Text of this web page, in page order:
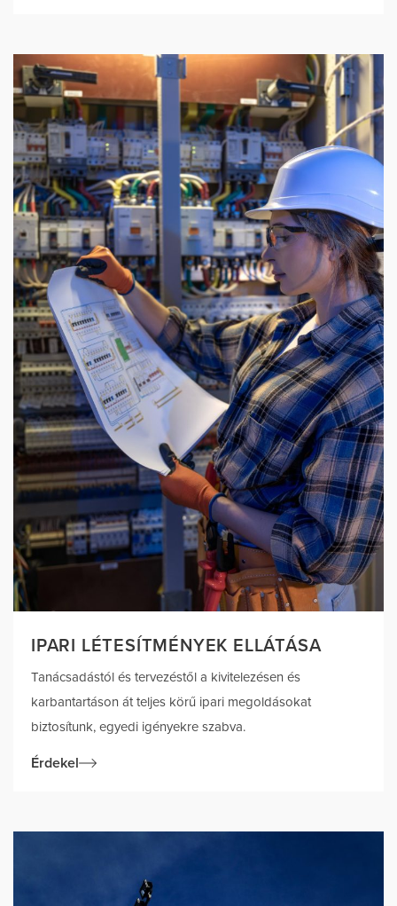
IPARI LÉTESÍTMÉNYEK ELLÁTÁSA
Tanácsadástól és tervezéstől a kivitelezésen és
karbantartáson át teljes körű ipari megoldásokat
biztosítunk, egyedi igényekre szabva.
Érdekel